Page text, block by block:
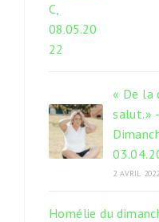
« De la
salut.»
2 AVRIL 2022
Homélie du